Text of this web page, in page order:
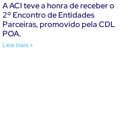
A ACI teve a honra de receber o
2º Encontro de Entidades
Parceiras, promovido pela CDL
POA.
Leia mais »